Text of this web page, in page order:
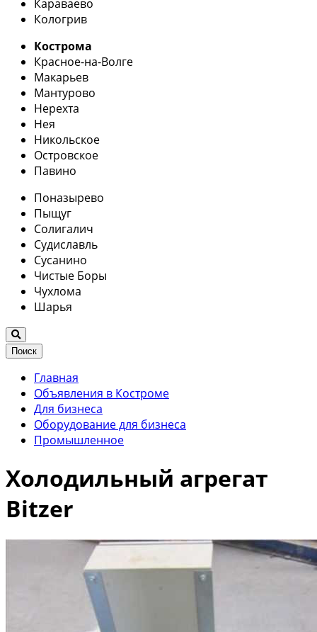
Караваево
Кологрив
Кострома
Красное-на-Волге
Макарьев
Мантурово
Нерехта
Нея
Никольское
Островское
Павино
Поназырево
Пыщуг
Солигалич
Судиславль
Сусанино
Чистые Боры
Чухлома
Шарья
Поиск
Главная
Объявления в Костроме
Для бизнеса
Оборудование для бизнеса
Промышленное
Холодильный агрегат
Bitzer